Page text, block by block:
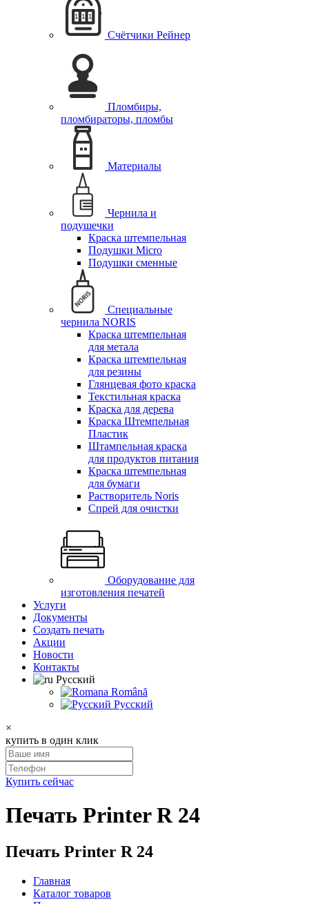
Cчётчики Рейнер
Пломбиры,
пломбираторы, пломбы
Материалы
Чернила и
подушечки
Краска штемпельная
Подушки Micro
Подушки сменные
Специальные
чернила NORIS
Краска штемпельная
для метала
Краска штемпельная
для резины
Глянцевая фото краска
Текстильная краска
Краска для дерева
Краска Штемпельная
Пластик
Штампельная краска
для продуктов питания
Краска штемпельная
для бумаги
Растворитель Noris
Спрей для очистки
Оборудование для
изготовления печатей
Услуги
Документы
Создать печать
Акции
Новости
Контакты
Русский
Română
Русский
×
купить в один клик
Купить сейчас
Печать Printer R 24
Печать Printer R 24
Главная
Каталог товаров